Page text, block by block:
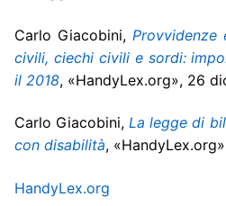
Carlo Giacobini, Provvidenze
civili, ciechi civili e sordi:
il 2018, «HandyLex.org», 26
Carlo Giacobini,La legge di
con disabilità,
HandyLex.org